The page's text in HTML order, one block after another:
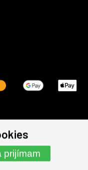
práva
prijímam